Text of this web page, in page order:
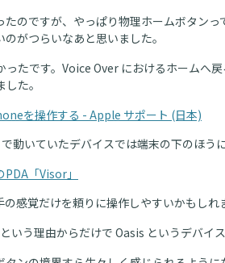
のですが、やっぱり物理ホームボタン
がつらいなあと思いました。
たです。Voice Over におけるホームへ
た。
を操作する - Apple サポート (日本)
動いていたデバイスでは端末の下のほう
「Visor」
感覚だけを頼りに操作しやすいかもしれ
いう理由からだけで Oasis というデバイス